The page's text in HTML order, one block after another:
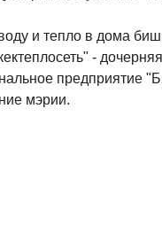
и тепло в дома
-
предприятие
мэрии.